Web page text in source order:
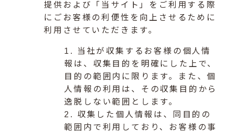
提供および「当サイト」をご利用する際
にごお客様の利便性を向上させるために
利用させていただきます。
1. 当社が収集するお客様の個人情
報は、収集目的を明確にした上で、
目的の範囲内に限ります。また、個
人情報の利用は、その収集目的から
逸脱しない範囲とします。
2. 収集した個人情報は、同目的の
範囲内で利用しており、お客様の事